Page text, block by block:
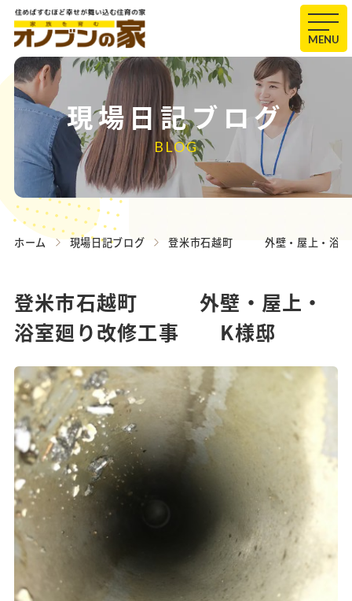
MENU
現場日記ブログ
BLOG
ホーム 現場日記ブログ 登米市石越町 外壁・屋上・浴
登米市石越町 外壁・屋上・
浴室廻り改修工事 K様邸